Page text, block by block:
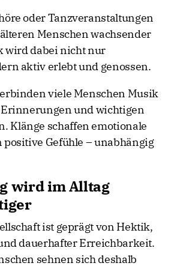
oder Tanzveranstaltungen
Menschen wachsender
wird dabei nicht nur
aktiv erlebt und genossen.
viele Menschen Musik
und wichtigen
Klänge schaffen emotionale
Gefühle – unabhängig
wird im Alltag
ist geprägt von Hektik,
dauerhafter Erreichbarkeit.
sehnen sich deshalb